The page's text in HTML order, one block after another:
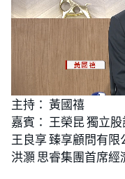
n
m
u
t
e
o
e
d
:
1
.
7
主持： 黃國禧
嘉賓： 王榮昆 獨立股
王良享 臻享顧問有
洪灝 思睿集團首席經